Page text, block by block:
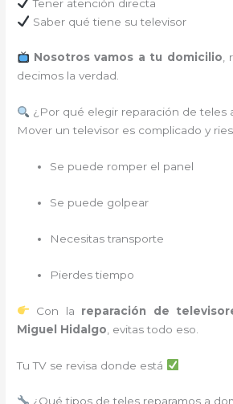
Tener atención directa
Saber qué tiene su televisor
Nosotros vamos a tu domicilio,
decimos la verdad.
¿Por qué elegir reparación de teles
Mover un televisor es complicado y
Se puede romper el panel
Se puede golpear
Necesitas transporte
Pierdes tiempo
Con la reparación de
Miguel Hidalgo , evitas todo eso.
Tu TV se revisa donde está
¿Qué tipos de teles reparamos a